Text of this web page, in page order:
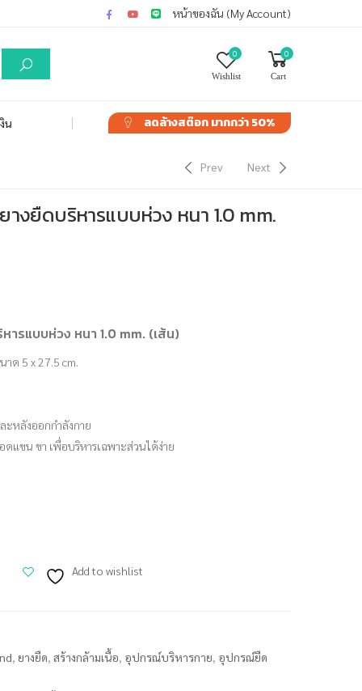
หน้าของฉัน (My Account)
0
Wishlist
0
Cart
น ลดล้างสต๊อกมากกว่า 50%
Prev Next
างยืดบริหารแบบห่วง หนา 1.0 mm.
ารแบบห่วง หนา 1.0 mm. (เส้น)
ด 5 x 27.5 cm.
ะหลังออกกำลังกาย
แขน ขา เพื่อบริหารเฉพาะส่วนได้ง่าย
Add to wishlist
, ยางยืด, สร้างกล้ามเนื้อ, อุปกรณ์บริหารกาย, อุปกรณ์ยืด